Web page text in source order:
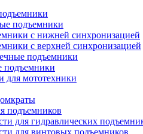
подъемники
с нижней синхронизацией
с верхней синхронизацией
подъемники
для мототехники
подъемников
для гидравлических
для винтовых подъемников